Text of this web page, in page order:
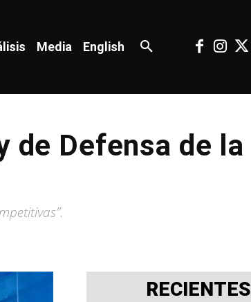
Media English
de Defensa de la
RECIENTES